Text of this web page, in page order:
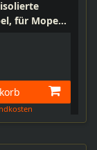
für Moped,